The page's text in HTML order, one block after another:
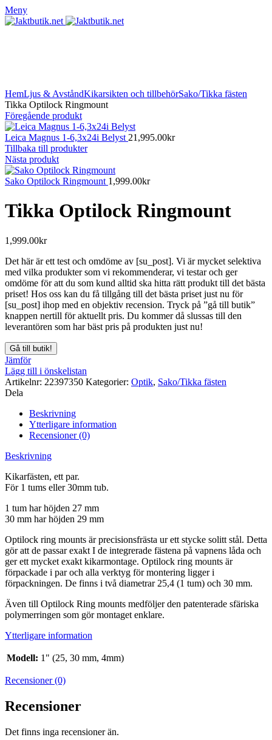
Meny
HemLjus & AvståndKikarsikten och tillbehörSako/Tikka fästen
Tikka Optilock Ringmount
Föregående produkt
Leica Magnus 1-6,3x24i Belyst 21,995.00kr
Tillbaka till produkter
Nästa produkt
Sako Optilock Ringmount 1,999.00kr
Tikka Optilock Ringmount
1,999.00kr
Det här är ett test och omdöme av [su_post]. Vi är mycket selektiva
med vilka produkter som vi rekommenderar, vi testar och ger
omdöme för att du som kund alltid ska hitta rätt produkt till det bästa
priset! Hos oss kan du få tillgång till det bästa priset just nu för
[su_post] ihop med en objektiv recension. Tryck på ”gå till butik”
knappen nertill för aktuellt pris. Du kommer då slussas till den
leverantören som har bäst pris på produkten just nu!
Gå till butik!
Jämför
Lägg till i önskelistan
Artikelnr: 22397350 Kategorier: Optik, Sako/Tikka fästen
Dela
Beskrivning
Ytterligare information
Recensioner (0)
Beskrivning
Kikarfästen, ett par.
För 1 tums eller 30mm tub.
1 tum har höjden 27 mm
30 mm har höjden 29 mm
Optilock ring mounts är precisionsfrästa ur ett stycke solitt stål. Detta
gör att de passar exakt I de integrerade fästena på vapnens låda och
ger ett mycket exakt kikarmontage. Optilock ring mounts är
förpackade i par och alla verktyg för montering ligger i
förpackningen. De finns i två diametrar 25,4 (1 tum) och 30 mm.
Även till Optilock Ring mounts medföljer den patenterade sfäriska
polymerringen som gör montaget enklare.
Ytterligare information
Modell: 1" (25, 30 mm, 4mm)
Recensioner (0)
Recensioner
Det finns inga recensioner än.